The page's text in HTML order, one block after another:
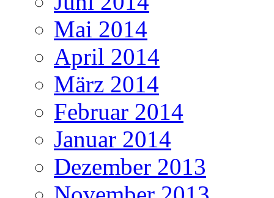
Mai 2014
April 2014
März 2014
Februar 2014
Januar 2014
Dezember 2013